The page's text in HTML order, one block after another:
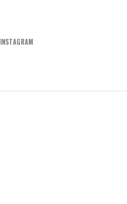
INSTAGRAM